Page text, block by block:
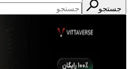
جستجو